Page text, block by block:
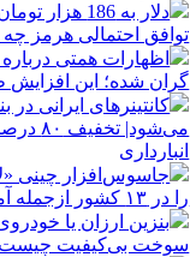
دلار به 186
توافق احتمالی هرمز
گران شده؛ این
کانتینرهای ایرانی
می‌شود|
انبارداری
جاسوس‌افزار چینی
را در ۱۳ کشور ازجمله آمریکا هدف گرفت
بنزین ارزان یا
سوخت بی‌کیفیت